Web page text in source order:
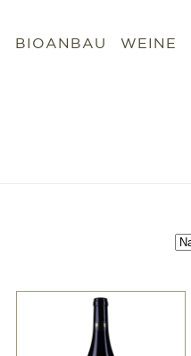
BIOANBAU WEINE